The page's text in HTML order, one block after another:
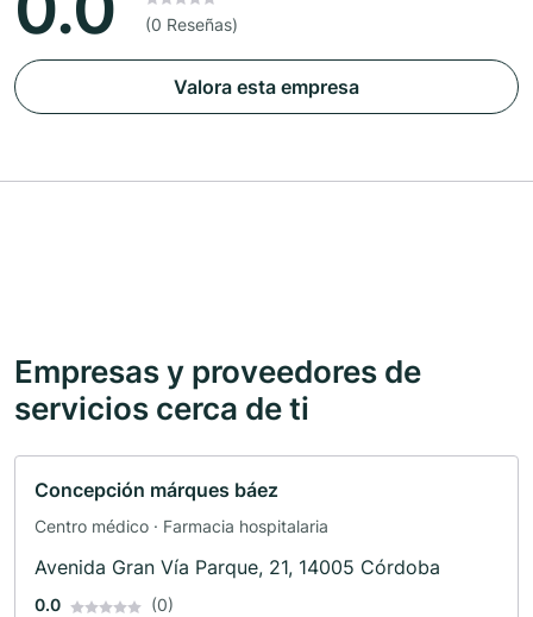
(0 Reseñas)
Valora esta empresa
Empresas y proveedores de
servicios cerca de ti
Concepción márques báez
Centro médico · Farmacia hospitalaria
Avenida Gran Vía Parque, 21, 14005 Córdoba
0.0 (0)